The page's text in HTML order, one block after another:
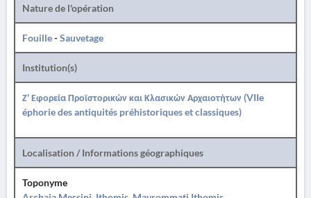
Nature de l'opération
Fouille-Sauvetage
Institution(s)
Ζ' Εφορεία Προϊστορικών και Κλασικών Αρχαιοτήτων (VIIe
éphorie des antiquités préhistoriques et classiques)
Localisation / Informations géographiques
Toponyme